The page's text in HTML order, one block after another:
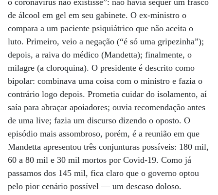
o coronavírus não existisse”: não havia sequer um frasco
de álcool em gel em seu gabinete. O ex-ministro o
compara a um paciente psiquiátrico que não aceita o
luto. Primeiro, veio a negação (“é só uma gripezinha”);
depois, a raiva do médico (Mandetta); finalmente, o
milagre (a cloroquina). O presidente é descrito como
bipolar: combinava uma coisa com o ministro e fazia o
contrário logo depois. Prometia cuidar do isolamento, aí
saía para abraçar apoiadores; ouvia recomendação antes
de uma live; fazia um discurso dizendo o oposto. O
episódio mais assombroso, porém, é a reunião em que
Mandetta apresentou três conjunturas possíveis: 180 mil,
60 a 80 mil e 30 mil mortos por Covid-19. Como já
passamos dos 145 mil, fica claro que o governo optou
pelo pior cenário possível — um descaso doloso.